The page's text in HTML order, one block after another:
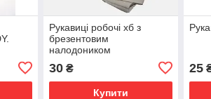
Рукавиці робочі хб з
брезентовим
налодоником
30₴
Купити
25